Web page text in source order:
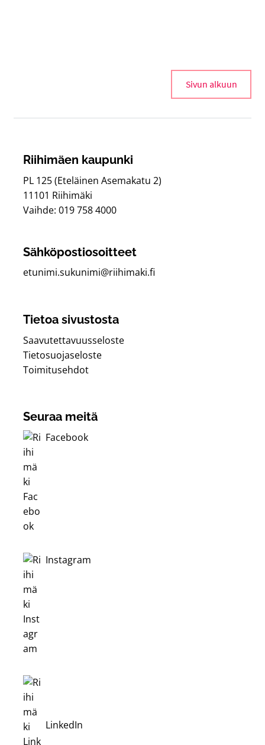
Sivun alkuun
Riihimäen kaupunki
PL 125 (Eteläinen Asemakatu 2)
11101 Riihimäki
Vaihde: 019 758 4000
Sähköpostiosoitteet
etunimi.sukunimi@riihimaki.fi
Tietoa sivustosta
Saavutettavuusseloste
Tietosuojaseloste
Toimitusehdot
Seuraa meitä
Facebook
Instagram
LinkedIn